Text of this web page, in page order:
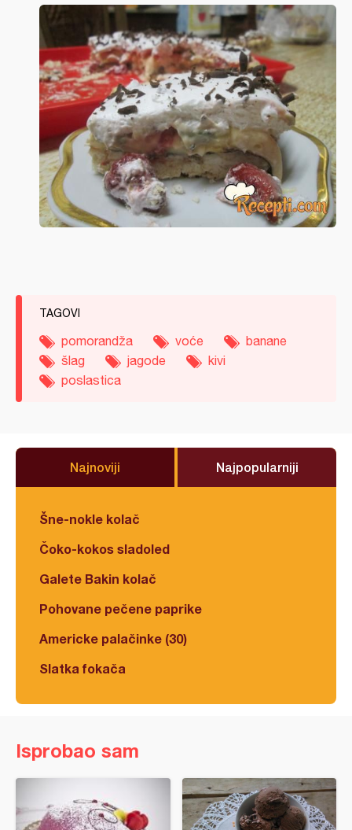
TAGOVI
pomorandža voće
banane
šlag
jagode
kivi
poslastica
Najnoviji Najpopularniji
Šne-nokle kolač
Čoko-kokos sladoled
Galete Bakin kolač
Pohovane pečene paprike
Americke palačinke (30)
Slatka fokača
Isprobao sam